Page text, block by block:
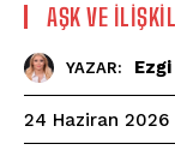
AŞK VE
YAZAR:
24 Haziran 2026